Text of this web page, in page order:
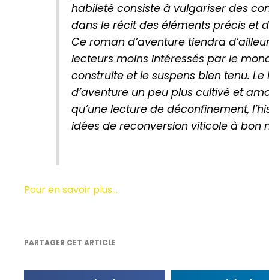
habileté consiste à vulgariser des
dans le récit des éléments précis et
Ce roman d’aventure tiendra
lecteurs moins intéressés par le
construite et le suspens bien tenu.
d’aventure un peu plus cultivé et
qu’une lecture de déconfinement,
idées de reconversion viticole à bon
Pour en savoir plus…
PARTAGER CET ARTICLE